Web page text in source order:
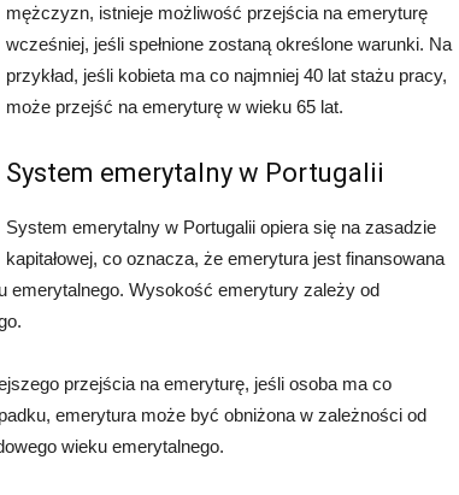
mężczyzn, istnieje możliwość przejścia na emeryturę
wcześniej, jeśli spełnione zostaną określone warunki. Na
przykład, jeśli kobieta ma co najmniej 40 lat stażu pracy,
może przejść na emeryturę w wieku 65 lat.
System emerytalny w Portugalii
System emerytalny w Portugalii opiera się na zasadzie
kapitałowej, co oznacza, że ​​emerytura jest finansowana
emerytalnego. Wysokość emerytury zależy od
przejścia na emeryturę, jeśli osoba ma co
emerytura może być obniżona w zależności od
wieku emerytalnego.